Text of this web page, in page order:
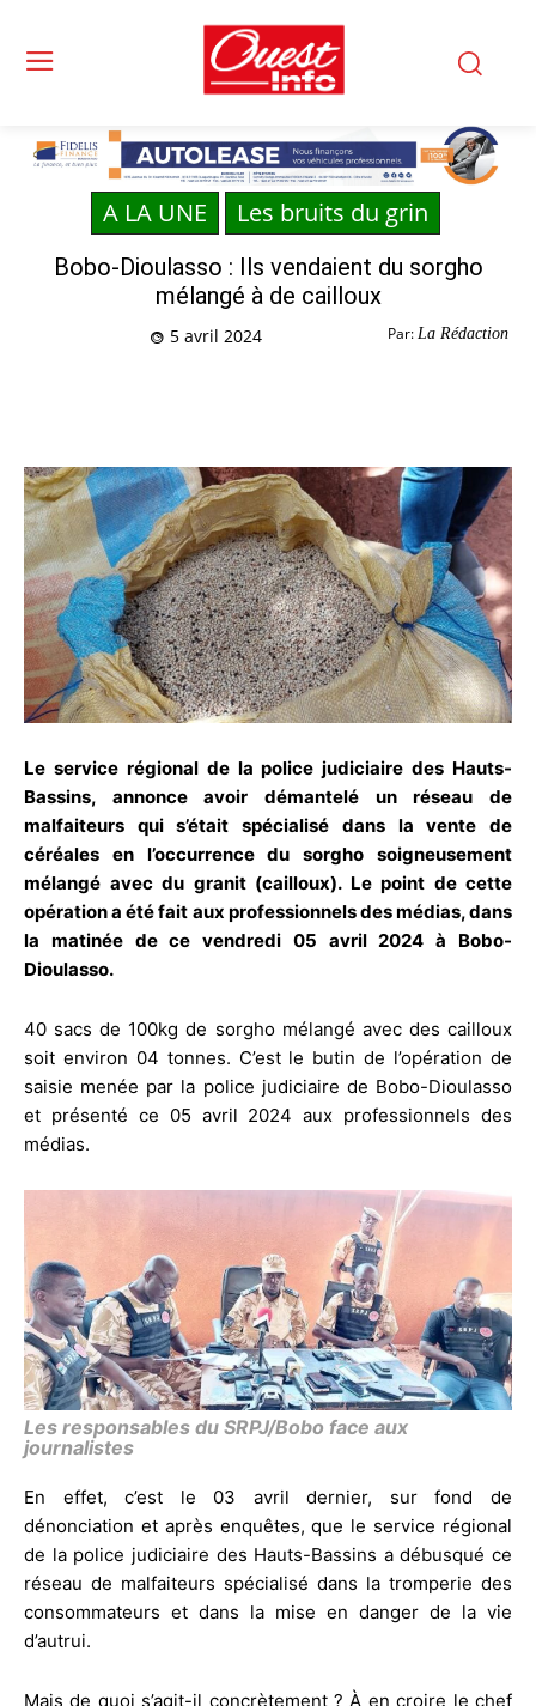
A LA UNE Les bruits du grin
Bobo-Dioulasso : Ils vendaient du sorgho
mélangé à de cailloux
Par: La Rédaction
5 avril 2024
Le service régional de la police judiciaire des Hauts-
Bassins, annonce avoir démantelé un réseau de
malfaiteurs qui s’était spécialisé dans la vente de
céréales en l’occurrence du sorgho soigneusement
mélangé avec du granit (cailloux). Le point de cette
opération a été fait aux professionnels des médias, dans
la matinée de ce vendredi 05 avril 2024 à Bobo-
Dioulasso.
40 sacs de 100kg de sorgho mélangé avec des cailloux
soit environ 04 tonnes. C’est le butin de l’opération de
saisie menée par la police judiciaire de Bobo-Dioulasso
et présenté ce 05 avril 2024 aux professionnels des
médias.
Les responsables du SRPJ/Bobo face aux
journalistes
En effet, c’est le 03 avril dernier, sur fond de
dénonciation et après enquêtes, que le service régional
de la police judiciaire des Hauts-Bassins a débusqué ce
réseau de malfaiteurs spécialisé dans la tromperie des
consommateurs et dans la mise en danger de la vie
d’autrui.
Mais de quoi s’agit-il concrètement ? À en croire le chef